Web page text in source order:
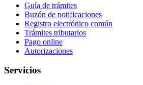
Guía de trámites
Buzón de notificaciones
Registro electrónico común
Trámites tributarios
Pago online
Autorizaciones
Servicios